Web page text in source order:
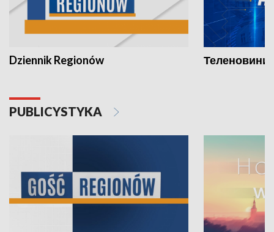
Dziennik Regionów Теленовини
PUBLICYSTYKA